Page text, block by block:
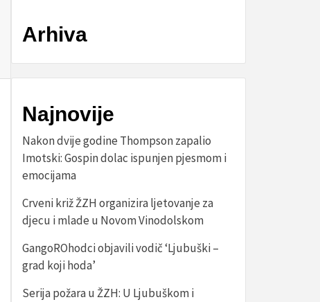
Arhiva
Najnovije
Nakon dvije godine Thompson zapalio
Imotski: Gospin dolac ispunjen pjesmom i
emocijama
Crveni križ ŽZH organizira ljetovanje za
djecu i mlade u Novom Vinodolskom
GangoROhodci objavili vodič ‘Ljubuški –
grad koji hoda’
Serija požara u ŽZH: U Ljubuškom i